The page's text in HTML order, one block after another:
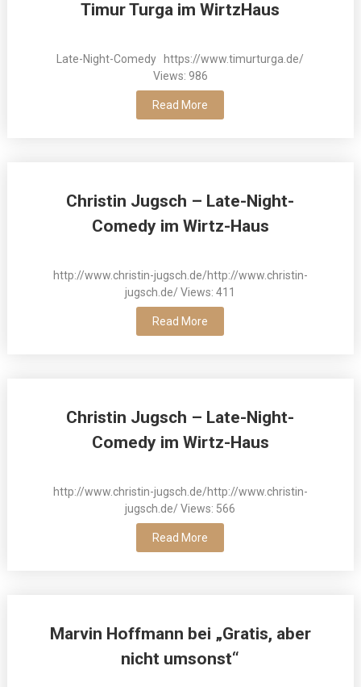
Timur Turga im WirtzHaus
Late-Night-Comedy https://www.timurturga.de/
Views: 986
Read More
Christin Jugsch – Late-Night-
Comedy im Wirtz-Haus
http://www.christin-jugsch.de/http://www.christin-
jugsch.de/ Views: 411
Read More
Christin Jugsch – Late-Night-
Comedy im Wirtz-Haus
http://www.christin-jugsch.de/http://www.christin-
jugsch.de/ Views: 566
Read More
Marvin Hoffmann bei „Gratis, aber
nicht umsonst“